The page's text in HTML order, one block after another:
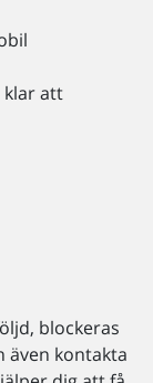
att
blockeras
även kontakta